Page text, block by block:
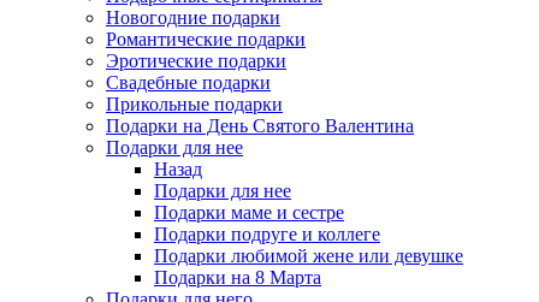
Новогодние подарки
Романтические подарки
Эротические подарки
Свадебные подарки
Прикольные подарки
Подарки на День Святого Валентина
Подарки для нее
Назад
Подарки для нее
Подарки маме и сестре
Подарки подруге и коллеге
Подарки любимой жене или девушке
Подарки на 8 Марта